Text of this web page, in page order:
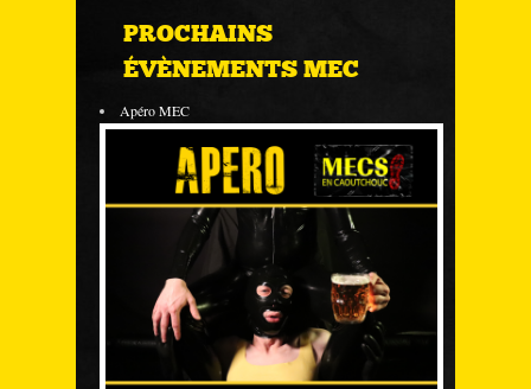
PROCHAINS
ÉVÈNEMENTS MEC
Apéro MEC